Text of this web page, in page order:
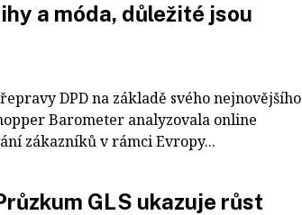
a móda, důležité jsou
DPD na základě svého nejnovějšího
Barometer analyzovala online
zákazníků v rámci Evropy...
GLS ukazuje růst